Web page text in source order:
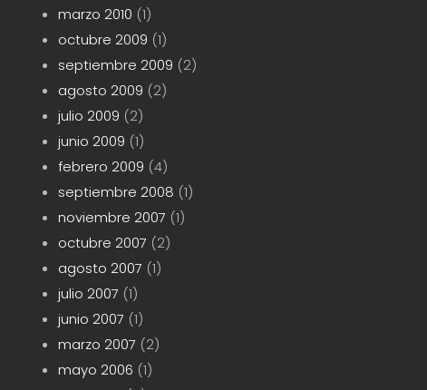
marzo 2010 (1)
octubre 2009 (1)
septiembre 2009 (2)
agosto 2009 (2)
julio 2009 (2)
junio 2009 (1)
febrero 2009 (4)
septiembre 2008 (1)
noviembre 2007 (1)
octubre 2007 (2)
agosto 2007 (1)
julio 2007 (1)
junio 2007 (1)
marzo 2007 (2)
mayo 2006 (1)